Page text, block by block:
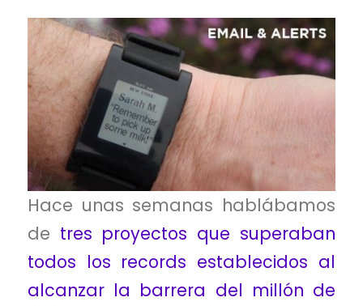
Hace unas semanas hablábamos
de tres proyectos que superaban
todos los records establecidos al
alcanzar la barrera del millón de